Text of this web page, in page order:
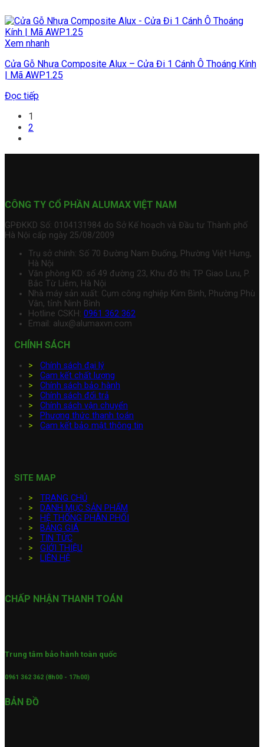
Xem nhanh
Cửa Gỗ Nhựa Composite Alux – Cửa Đi 1 Cánh Ô Thoáng Kính
| Mã AWP1.25
Đọc tiếp
1
2
CÔNG TY CỔ PHẦN ALUMAX VIỆT NAM
GPĐKKD Số: 0104131984 do Sở Kế hoạch và Đầu tư Thành phố
Hà Nội cấp ngày 25/08/2009
Trụ sở chính: Số 70 Đường Nam Đuống, Phường Việt Hưng,
Hà Nội
Văn phòng KD: số 49 đường 23, Khu đô thị TP Giao Lưu, P.
Bắc Từ Liêm, Hà Nội
Nhà máy sản xuất: Cụm công nghiệp Kim Bình, Phường Phù
Vân, tỉnh Ninh Bình
Hotline CSKH: 0961 362 362
Email: alux@alumaxvn.com
CHÍNH SÁCH
>
Chính sách đại lý
>
Cam kết chất lượng
>
Chính sách bảo hành
>
Chính sách đổi trả
>
Chính sách vận chuyển
>
Phương thức thanh toán
>
Cam kết bảo mật thông tin
SITE MAP
>
TRANG CHỦ
>
DANH MỤC SẢN PHẨM
>
HỆ THỐNG PHÂN PHỐI
>
BẢNG GIÁ
>
TIN TỨC
>
GIỚI THIỆU
>
LIÊN HỆ
CHẤP NHẬN THANH TOÁN
Trung tâm bảo hành toàn quốc
0961 362 362 (8h00 - 17h00)
BẢN ĐỒ